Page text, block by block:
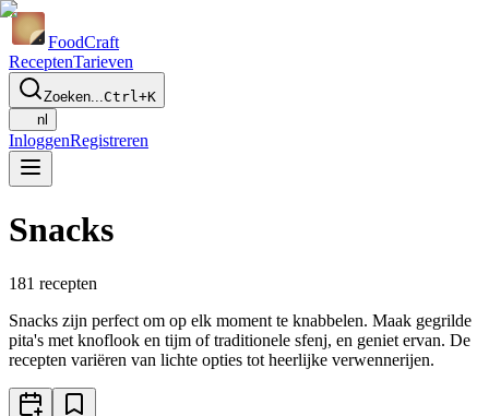
FoodCraft
ReceptenTarieven
Zoeken...Ctrl+K
nl
InloggenRegistreren
Snacks
181 recepten
Snacks zijn perfect om op elk moment te knabbelen. Maak gegrilde
pita's met knoflook en tijm of traditionele sfenj, en geniet ervan. De
recepten variëren van lichte opties tot heerlijke verwennerijen.